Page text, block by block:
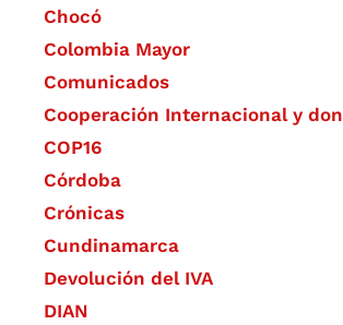
Chocó
Colombia Mayor
Comunicados
Cooperación Internacional y
COP16
Córdoba
Crónicas
Cundinamarca
Devolución del IVA
DIAN